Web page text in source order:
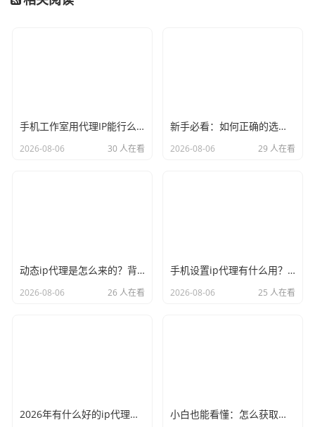
手机工作室用代理IP能行么？过来人的经验告诉你答案
2026-08-06 30 人在看
新手必看：如何正确的选择代理ip软件，别再交智商税了
2026-08-06 29 人在看
动态ip代理是怎么来的？背后的原理比你想象的精彩
2026-08-06 26 人在看
手机设置ip代理有什么用？不只是改定位那么简单
2026-08-06 25 人在看
2026年有什么好的ip代理软件？亲测后我只推荐这几个 小白也能看懂：怎么获取代理ip和端口号，一步步教会你